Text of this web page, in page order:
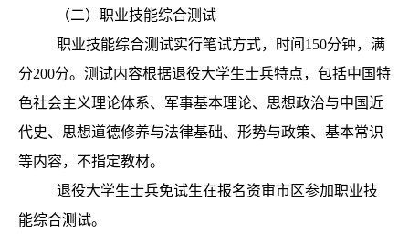
（二）职业技能综合测试
职业技能综合测试实行笔试方式，时间150分钟，满
分200分。测试内容根据退役大学生士兵特点，包括中国特
色社会主义理论体系、军事基本理论、思想政治与中国近
代史、思想道德修养与法律基础、形势与政策、基本常识
等内容，不指定教材。
退役大学生士兵免试生在报名资审市区参加职业技
能综合测试。